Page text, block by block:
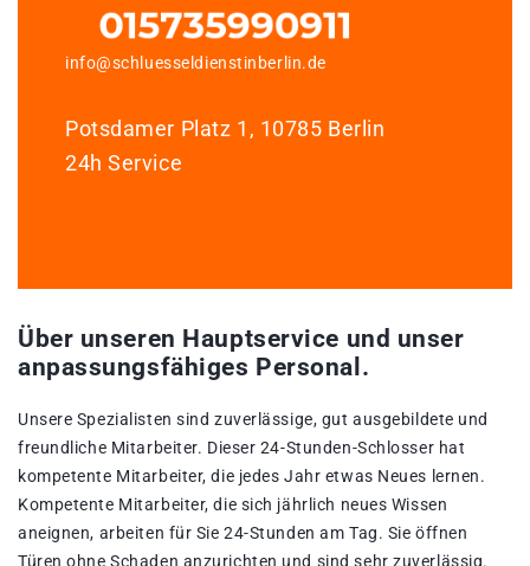
info@schluesseldienstinberlin.de
Potsdamer Platz 1, 10785 Berlin
24h Service
Über unseren Hauptservice und unser
anpassungsfähiges Personal.
Unsere Spezialisten sind zuverlässige, gut ausgebildete und
freundliche Mitarbeiter. Dieser 24-Stunden-Schlosser hat
kompetente Mitarbeiter, die jedes Jahr etwas Neues lernen.
Kompetente Mitarbeiter, die sich jährlich neues Wissen
aneignen, arbeiten für Sie 24-Stunden am Tag. Sie öffnen
Türen ohne Schaden anzurichten und sind sehr zuverlässig.